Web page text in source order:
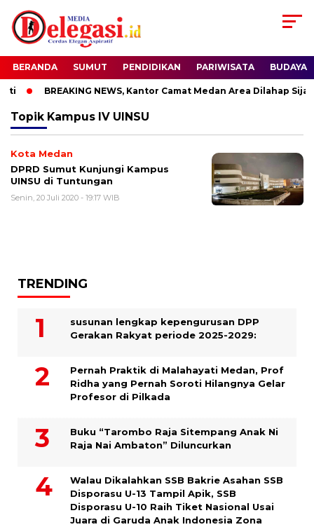
BERANDA SUMUT PENDIDIKAN PARIWISATA BUDAYA
BREAKING NEWS, Kantor Camat Medan Area Dilahap
Topik Kampus IV UINSU
Kota Medan
DPRD Sumut Kunjungi Kampus
UINSU di Tuntungan
Senin, 20 Juli 2020 - 19:17 WIB
TRENDING
susunan lengkap kepengurusan DPP
Gerakan Rakyat periode 2025-2029:
Pernah Praktik di Malahayati Medan, Prof
Ridha yang Pernah Soroti Hilangnya Gelar
Profesor di Pilkada
Buku “Tarombo Raja Sitempang Anak Ni
Raja Nai Ambaton” Diluncurkan
Walau Dikalahkan SSB Bakrie Asahan SSB
Disporasu U-13 Tampil Apik, SSB
Disporasu U-10 Raih Tiket Nasional Usai
Juara di Garuda Anak Indonesia Zona